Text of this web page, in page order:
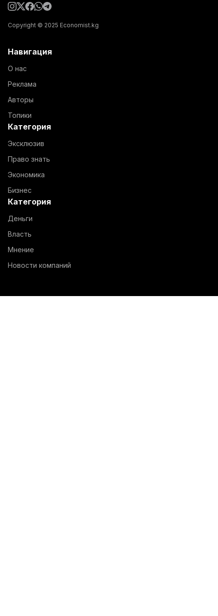
Copyright © 2025 Economist.kg
Навигация
О нас
Реклама
Авторы
Топики
Категория
Эксклюзив
Право знать
Экономика
Бизнес
Категория
Деньги
Власть
Мнение
Новости компаний